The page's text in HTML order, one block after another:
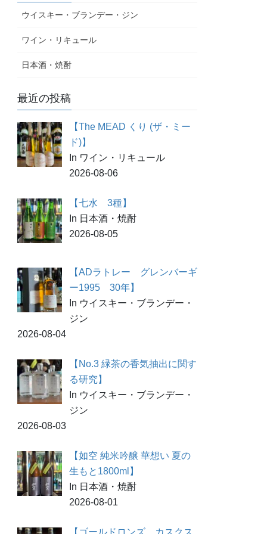
ウイスキー・ブランデー・ジン
ワイン・リキュール
日本酒・焼酎
最近の投稿
【The MEAD くり (ザ・ミー
ド)】
In ワイン・リキュール
2026-08-06
【七水 3種】
In 日本酒・焼酎
2026-08-05
【ADラトレー グレンバーギ
ー1995 30年】
In ウイスキー・ブランデー・
ジン
2026-08-04
【No.3 緑茶の香気抽出に関す
る研究】
In ウイスキー・ブランデー・
ジン
2026-08-03
【如空 純米吟醸 華想い 夏の
生もと1800ml】
In 日本酒・焼酎
2026-08-01
【ゴールドロンズ カスクス